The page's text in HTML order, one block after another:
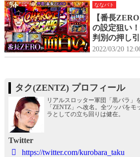
ななバト
【番長
の設定狙い
判別の押し
説！
2022/03/20
タク(ZENTZ) プロフィール
リアルスロッター軍団「黒バラ」
「ZENTZ」へ改名。全ツッパを
ラとしての立ち回りは健在。
Twitter
https://twitter.com/kurobara_taku